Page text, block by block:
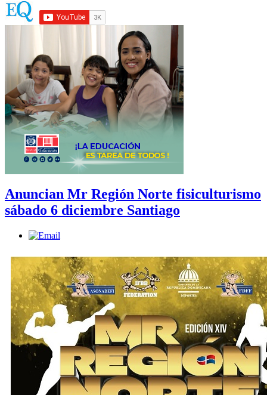
Anuncian Mr Región Norte fisiculturismo
sábado 6 diciembre Santiago